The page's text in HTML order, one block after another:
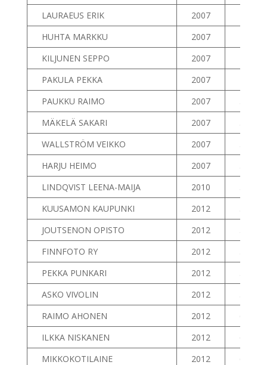
LAURAEUS ERIK
2007
HUHTA MARKKU
2007
KILJUNEN SEPPO
2007
PAKULA PEKKA
2007
PAUKKU RAIMO
2007
MÄKELÄ SAKARI
2007
WALLSTRÖM VEIKKO
2007
HARJU HEIMO
2007
LINDQVIST LEENA-MAIJA
2010
KUUSAMON KAUPUNKI
2012
JOUTSENON OPISTO
2012
FINNFOTO RY
2012
PEKKA PUNKARI
2012
ASKO VIVOLIN
2012
RAIMO AHONEN
2012
60
ILKKA NISKANEN
2012
61
MIKKOKOTILAINE
2012
62